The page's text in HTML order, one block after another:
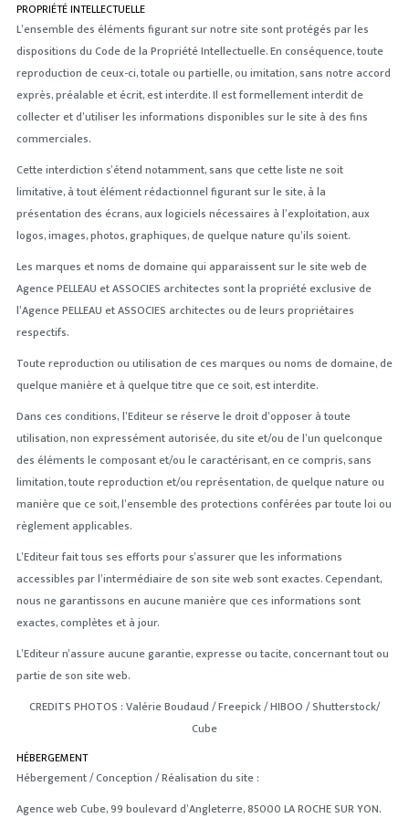
PROPRIÉTÉ INTELLECTUELLE
L’ensemble des éléments figurant sur notre site sont protégés par les
dispositions du Code de la Propriété Intellectuelle. En conséquence, toute
reproduction de ceux-ci, totale ou partielle, ou imitation, sans notre accord
exprès, préalable et écrit, est interdite. Il est formellement interdit de
collecter et d’utiliser les informations disponibles sur le site à des fins
commerciales.
Cette interdiction s’étend notamment, sans que cette liste ne soit
limitative, à tout élément rédactionnel figurant sur le site, à la
présentation des écrans, aux logiciels nécessaires à l’exploitation, aux
logos, images, photos, graphiques, de quelque nature qu’ils soient.
Les marques et noms de domaine qui apparaissent sur le site web de
Agence PELLEAU et ASSOCIES architectes sont la propriété exclusive de
l’Agence PELLEAU et ASSOCIES architectes ou de leurs propriétaires
respectifs.
Toute reproduction ou utilisation de ces marques ou noms de domaine, de
quelque manière et à quelque titre que ce soit, est interdite.
Dans ces conditions, l’Editeur se réserve le droit d’opposer à toute
utilisation, non expressément autorisée, du site et/ou de l’un quelconque
des éléments le composant et/ou le caractérisant, en ce compris, sans
limitation, toute reproduction et/ou représentation, de quelque nature ou
manière que ce soit, l’ensemble des protections conférées par toute loi ou
règlement applicables.
L’Editeur fait tous ses efforts pour s’assurer que les informations
accessibles par l’intermédiaire de son site web sont exactes. Cependant,
nous ne garantissons en aucune manière que ces informations sont
exactes, complètes et à jour.
L’Editeur n’assure aucune garantie, expresse ou tacite, concernant tout ou
partie de son site web.
CREDITS PHOTOS : Valérie Boudaud / Freepick / HIBOO / Shutterstock/
Cube
HÉBERGEMENT
Hébergement / Conception / Réalisation du site :
Agence web Cube, 99 boulevard d’Angleterre, 85000 LA ROCHE SUR YON.